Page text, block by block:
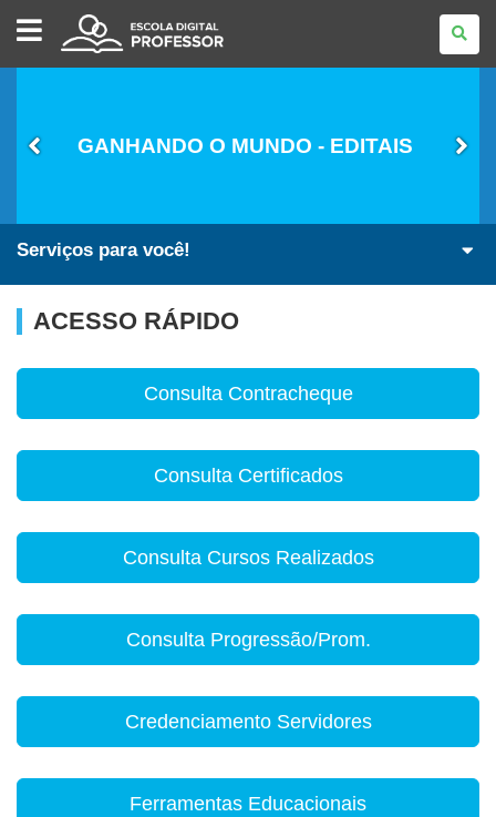
ESCOLA
DIGITAL
-
PROFESSOR
GANHANDO O MUNDO - EDITAIS
Serviços para você!
ACESSO RÁPIDO
Consulta Contracheque
Consulta Certificados
Consulta Cursos Realizados
Consulta Progressão/Prom.
Credenciamento Servidores
Ferramentas Educacionais